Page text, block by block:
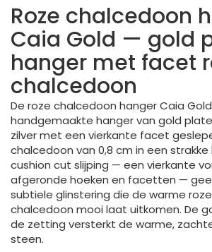
Roze chalcedoon
Caia Gold — gold
hanger met facet
chalcedoon
De roze chalcedoon hanger Caia
handgemaakte hanger van gold
zilver met een vierkante facet
chalcedoon van 0,8 cm in een
cushion cut slijping — een vierkante
afgeronde hoeken en facetten —
subtiele glinstering die de warme
chalcedoon mooi laat uitkomen. De
de zetting versterkt de warme,
steen.